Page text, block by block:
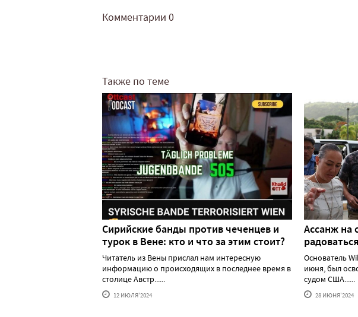
Комментарии 0
Также по теме
Сирийские банды против чеченцев и
турок в Вене: кто и что за этим стоит?
Читатель из Вены прислал нам интересную
информацию о происходящих в последнее время в
столице Австр......
12 ИЮЛЯ'2024
Ассанж на
радоваться
Основатель
июня, был
судом США......
28 ИЮНЯ'2024